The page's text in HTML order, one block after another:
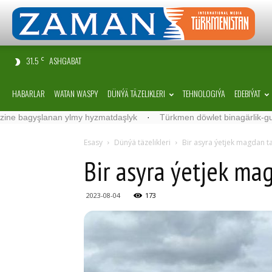
31.5 C ASHGABAT
HABARLAR WATAN WASPY DÜNÝÄ TÄZELIKLERI TEHNOLOGIÝA EDEBIÝAT
ylmy hyzmatdaşlyk · Türkmen döwlet binagärlik-gurluşyk
Esasy Dünýä täzelikleri Bir asyra ýetjek magdan
Bir asyra ýetjek
2023-08-04 173